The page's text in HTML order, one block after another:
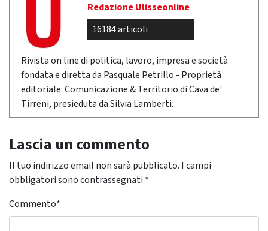
Redazione Ulisseonline
16184 articoli
Rivista on line di politica, lavoro, impresa e società
fondata e diretta da Pasquale Petrillo - Proprietà
editoriale: Comunicazione & Territorio di Cava de'
Tirreni, presieduta da Silvia Lamberti.
Lascia un commento
Il tuo indirizzo email non sarà pubblicato. I campi
obbligatori sono contrassegnati *
Commento*